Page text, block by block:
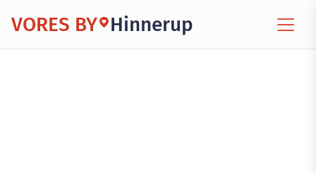
VORES BY Hinnerup